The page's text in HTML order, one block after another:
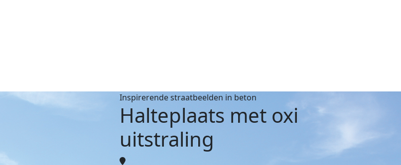
Inspirerende straatbeelden in beton
Halteplaats met oxi
uitstraling